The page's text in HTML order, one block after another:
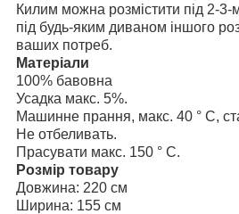
Килим можна розмістити під 2-
під будь-яким диваном іншого
ваших потреб.
Матеріали
100% бавовна
Усадка макс. 5%.
Машинне прання, макс. 40 ° C,
Не отбеливать.
Прасувати макс. 150 ° C.
Розмір товару
Довжина: 220 см
Ширина: 155 см